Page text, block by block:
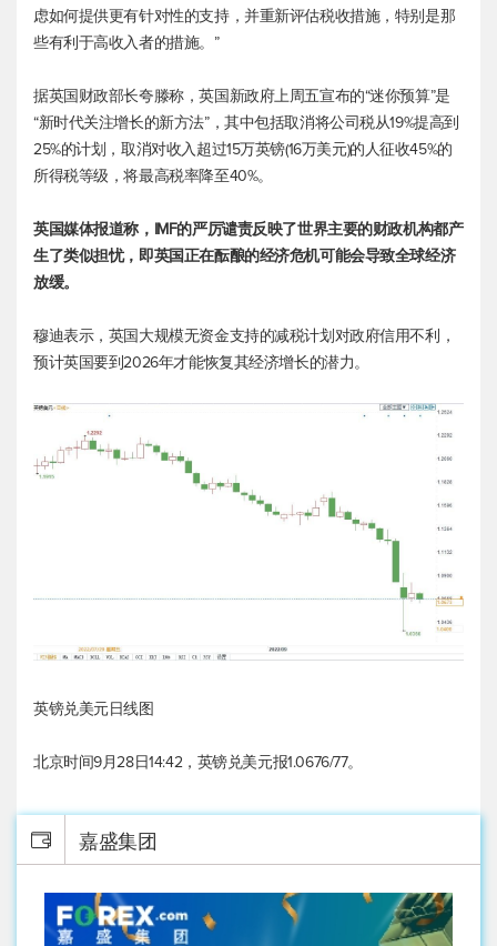
虑如何提供更有针对性的支持，并重新评估税收措施，特别是那
些有利于高收入者的措施。”
据英国财政部长夸滕称，英国新政府上周五宣布的“迷你预算”是
“新时代关注增长的新方法”，其中包括取消将公司税从19%提高到
25%的计划，取消对收入超过15万英镑(16万美元)的人征收45%的
所得税等级，将最高税率降至40%。
英国媒体报道称，IMF的严厉谴责反映了世界主要的财政机构都产
生了类似担忧，即英国正在酝酿的经济危机可能会导致全球经济
放缓。
穆迪表示，英国大规模无资金支持的减税计划对政府信用不利，
预计英国要到2026年才能恢复其经济增长的潜力。
英镑兑美元日线图
北京时间9月28日14:42， 英镑兑美元报1.0676/77。
嘉盛集团